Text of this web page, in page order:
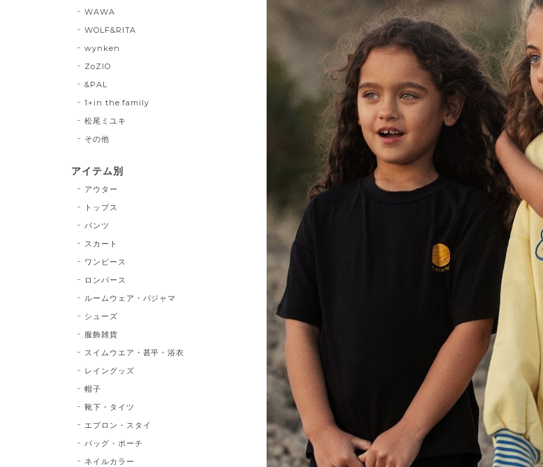
WAWA
WOLF&RITA
wynken
ZoZIO
&PAL
1+in the family
松尾ミユキ
その他
アイテム別
アウター
トップス
パンツ
スカート
ワンピース
ロンパース
ルームウェア・パジャマ
シューズ
服飾雑貨
スイムウエア・甚平・浴衣
レイングッズ
帽子
靴下・タイツ
エプロン・スタイ
バッグ・ポーチ
ネイルカラー